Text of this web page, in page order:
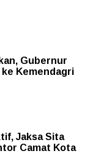
Gubernur
ke Kemendagri
Jaksa Sita
Camat Kota